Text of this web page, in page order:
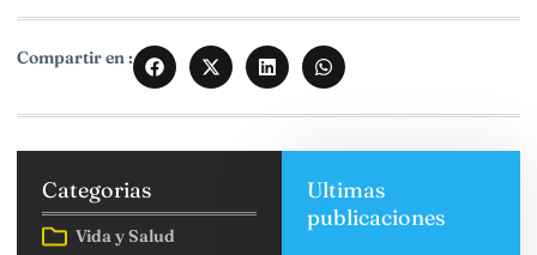
Compartir en :
Categorias
Vida y Salud
Ultimas
publicaciones